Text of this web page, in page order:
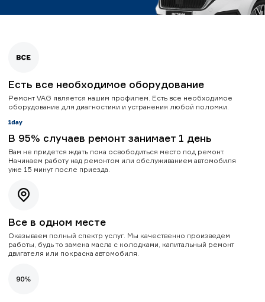
Есть все необходимое оборудование
Ремонт VAG является нашим профилем. Есть все необходимое
оборудование для диагностики и устранения любой поломки.
В 95% случаев ремонт занимает 1 день
Вам не придется ждать пока освободиться место под ремонт.
Начинаем работу над ремонтом или обслуживанием автомобиля
уже 15 минут после приезда.
Все в одном месте
Оказываем полный спектр услуг. Мы качественно произведем
работы, будь то замена масла с колодками, капитальный ремонт
двигателя или покраска автомобиля.